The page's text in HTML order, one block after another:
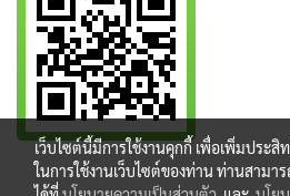
เว็บไซต์นี้มีการใช้งานคุกกี้ เพื่อเพิ่มประ
ในการใช้งานเว็บไซต์ของท่าน ท่านสามา